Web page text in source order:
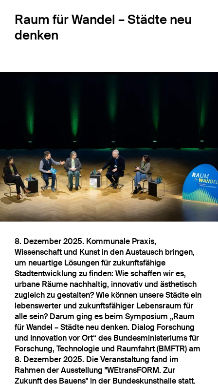
Raum für Wandel – Städte neu
denken
8. Dezember 2025. Kommunale Praxis,
Wissenschaft und Kunst in den Austausch bringen,
um neuartige Lösungen für zukunftsfähige
Stadtentwicklung zu finden: Wie schaffen wir es,
urbane Räume nachhaltig, innovativ und ästhetisch
zugleich zu gestalten? Wie können unsere Städte ein
lebenswerter und zukunftsfähiger Lebensraum für
alle sein? Darum ging es beim Symposium „Raum
für Wandel – Städte neu denken. Dialog Forschung
und Innovation vor Ort“ des Bundesministeriums für
Forschung, Technologie und Raumfahrt (BMFTR) am
8. Dezember 2025. Die Veranstaltung fand im
Rahmen der Ausstellung "WEtransFORM. Zur
Zukunft des Bauens" in der Bundeskunsthalle statt.